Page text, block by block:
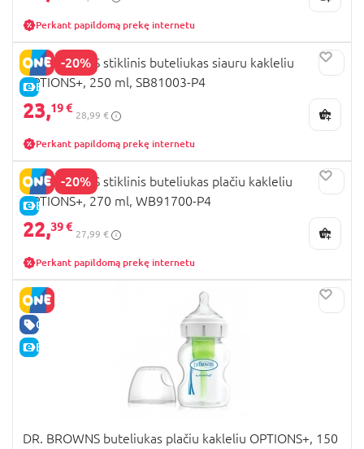
Perkant papildomą prekę internetu
-20%
E-KAINA
DR. BROWNS stiklinis buteliukas siauru kakleliu
OPTIONS+, 250 ml, SB81003-P4
23,19 €
28,99 €
Perkant papildomą prekę internetu
-20%
E-KAINA
DR. BROWNS stiklinis buteliukas plačiu kakleliu
OPTIONS+, 270 ml, WB91700-P4
22,39 €
27,99 €
Perkant papildomą prekę internetu
GERA KAINA
E-KAINA
DR. BROWNS buteliukas plačiu kakleliu OPTIONS+, 150